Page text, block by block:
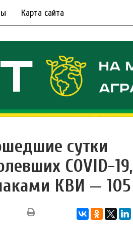
Карта сайта
сутки
COVID-
КВИ — 105